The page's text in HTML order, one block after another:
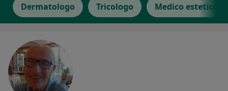
Dermatologo Tricologo Medico estetico